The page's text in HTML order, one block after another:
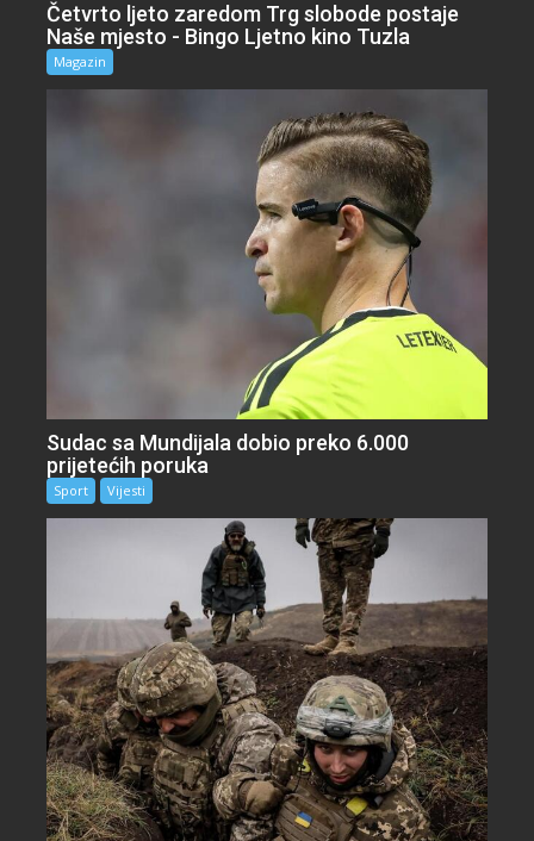
Četvrto ljeto zaredom Trg slobode postaje
Naše mjesto - Bingo Ljetno kino Tuzla
Magazin
Sudac sa Mundijala dobio preko 6.000
prijetećih poruka
Sport Vijesti